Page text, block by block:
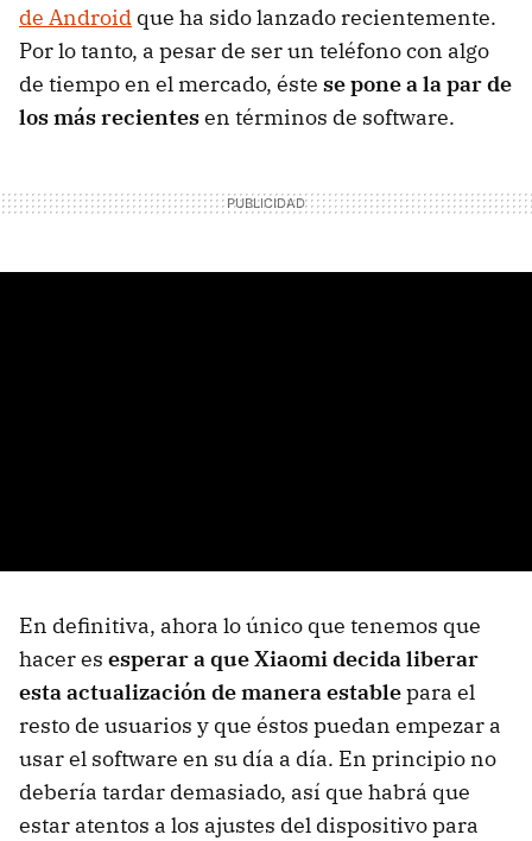
de Android que ha sido lanzado recientemente.
Por lo tanto, a pesar de ser un teléfono con algo
de tiempo en el mercado, éste se pone a la par de
los más recientesen términos de software.
En definitiva, ahora lo único que tenemos que
hacer es esperar a que Xiaomi decida liberar
esta actualización de manera establepara el
resto de usuarios y que éstos puedan empezar a
usar el software en su día a día. En principio no
debería tardar demasiado, así que habrá que
estar atentos a los ajustes del dispositivo para